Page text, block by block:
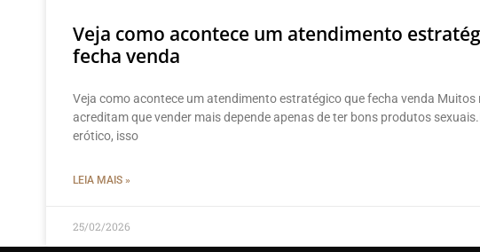
Veja como acontece um atendimento
fecha venda
Veja como acontece um atendimento estratégico que fecha venda Muitos
acreditam que vender mais depende apenas de ter bons produtos
erótico, isso
LEIA MAIS »
25/02/2026